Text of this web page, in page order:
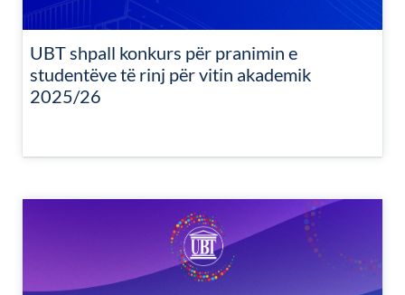
UBT shpall konkurs për pranimin e
studentëve të rinj për vitin akademik
2025/26